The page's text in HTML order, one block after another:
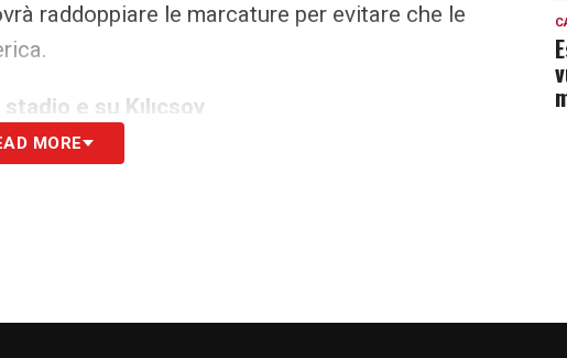
raddoppiare le marcature per evitare che le
e su Kılıçsoy
MORE